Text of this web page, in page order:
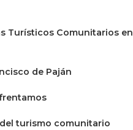
Turísticos Comunitarios en
de Paján
turismo comunitario